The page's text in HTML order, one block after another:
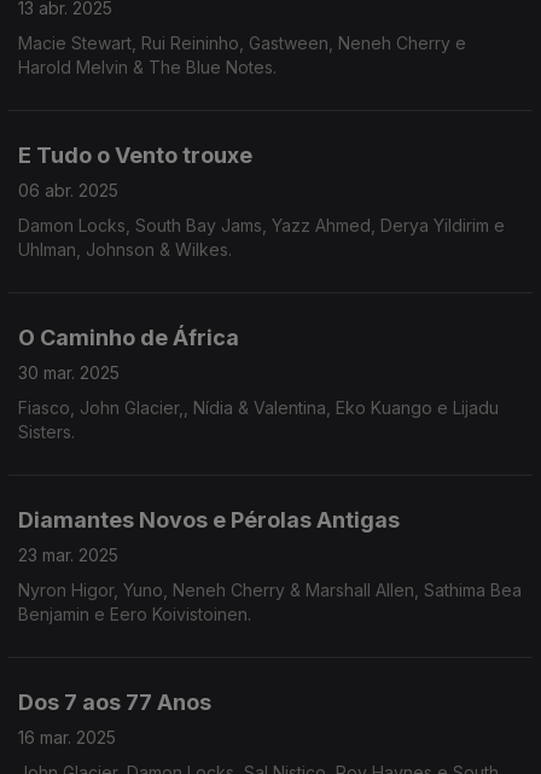
13 abr. 2025
Macie Stewart, Rui Reininho, Gastween, Neneh Cherry e
Harold Melvin & The Blue Notes.
E Tudo o Vento trouxe
06 abr. 2025
Damon Locks, South Bay Jams, Yazz Ahmed, Derya Yildirim e
Uhlman, Johnson & Wilkes.
O Caminho de África
30 mar. 2025
Fiasco, John Glacier,, Nídia & Valentina, Eko Kuango e Lijadu
Sisters.
Diamantes Novos e Pérolas Antigas
23 mar. 2025
Nyron Higor, Yuno, Neneh Cherry & Marshall Allen, Sathima Bea
Benjamin e Eero Koivistoinen.
Dos 7 aos 77 Anos
16 mar. 2025